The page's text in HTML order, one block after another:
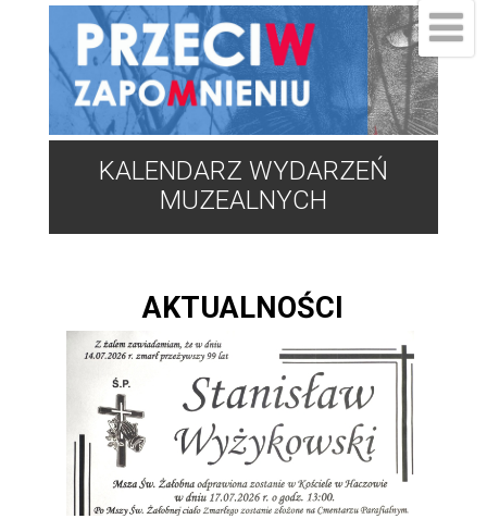
KALENDARZ WYDARZEŃ
MUZEALNYCH
AKTUALNOŚCI